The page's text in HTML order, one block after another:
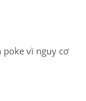
poke vì nguy cơ